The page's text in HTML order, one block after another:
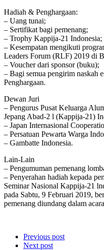
Hadiah & Penghargaan:
– Uang tunai;
– Sertifikat bagi pemenang;
– Trophy Kappija-21 Indonesia;
– Kesempatan mengikuti
Leaders Forum (RLF) 2019 di
– Voucher dari sponsor (buku);
– Bagi semua pengirim naskah
Penghargaan.
Dewan Juri
– Pengurus Pusat Keluarga
Jepang Abad-2 l (Kappija-21)
– Japan Internasional
– Persatuan Pewarta Warga
– Gambatte Indonesia.
Lain-Lain
– Pengumuman pemenang
– Penyerahan hadiah kepada
Seminar Nasional Kappija-21
pada Sabtu, 9 Februari 2019,
pemenang diundang dalam
Previous post
Next post